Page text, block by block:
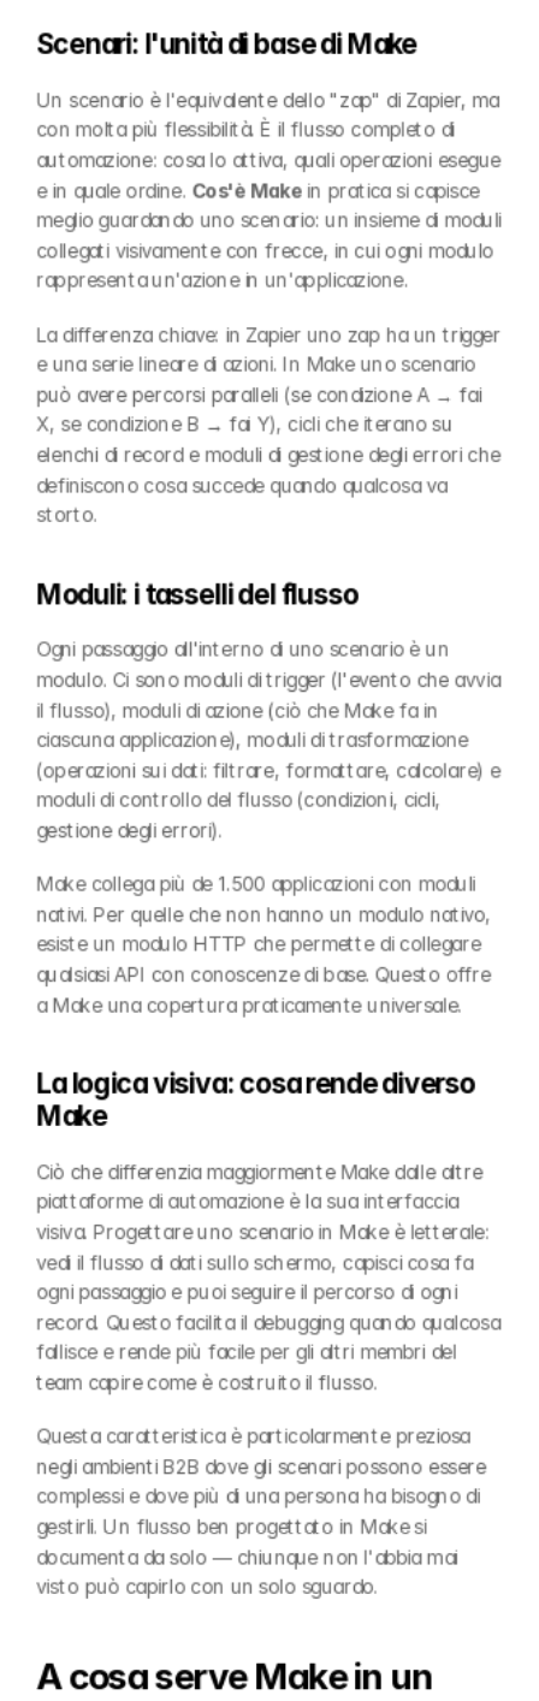
Scenari: l'unità di base di Make
Un scenario è l'equivalente dello "zap" di Zapier, ma
con molta più flessibilità. È il flusso completo di
automazione: cosa lo attiva, quali operazioni esegue
e in quale ordine. Cos'è Make in pratica si capisce
meglio guardando uno scenario: un insieme di moduli
collegati visivamente con frecce, in cui ogni modulo
rappresenta un'azione in un'applicazione.
La differenza chiave: in Zapier uno zap ha un trigger
e una serie lineare di azioni. In Make uno scenario
può avere percorsi paralleli (se condizione A → fai
X, se condizione B → fai Y), cicli che iterano su
elenchi di record e moduli di gestione degli errori che
definiscono cosa succede quando qualcosa va
storto.
Moduli: i tasselli del flusso
Ogni passaggio all'interno di uno scenario è un
modulo. Ci sono moduli di trigger (l'evento che avvia
il flusso), moduli di azione (ciò che Make fa in
ciascuna applicazione), moduli di trasformazione
(operazioni sui dati: filtrare, formattare, calcolare) e
moduli di controllo del flusso (condizioni, cicli,
gestione degli errori).
Make collega più de 1.500 applicazioni con moduli
nativi. Per quelle che non hanno un modulo nativo,
esiste un modulo HTTP che permette di collegare
qualsiasi API con conoscenze di base. Questo offre
a Make una copertura praticamente universale.
La logica visiva: cosa rende diverso
Make
Ciò che differenzia maggiormente Make dalle altre
piattaforme di automazione è la sua interfaccia
visiva. Progettare uno scenario in Make è letterale:
vedi il flusso di dati sullo schermo, capisci cosa fa
ogni passaggio e puoi seguire il percorso di ogni
record. Questo facilita il debugging quando qualcosa
fallisce e rende più facile per gli altri membri del
team capire come è costruito il flusso.
Questa caratteristica è particolarmente preziosa
negli ambienti B2B dove gli scenari possono essere
complessi e dove più di una persona ha bisogno di
gestirli. Un flusso ben progettato in Make si
documenta da solo — chiunque non l'abbia mai
visto può capirlo con un solo sguardo.
A cosa serve Make in un